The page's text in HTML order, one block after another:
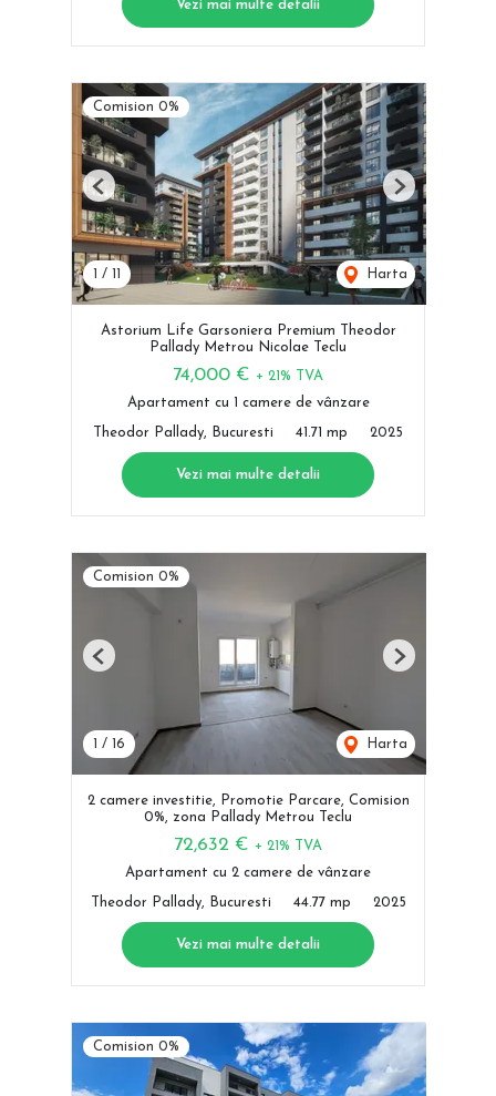
Vezi mai multe detalii
Comision 0%
/ Harta
Previous Next
Astorium Life Garsoniera Premium Theodor
Pallady Metrou Nicolae Teclu
74,000 € + 21% TVA
Apartament cu 1 camere de vânzare
Theodor Pallady, Bucuresti 41.71 mp 2025
Vezi mai multe detalii
Comision 0%
1 / 16 Harta
Previous Next
2 camere investitie, Promotie Parcare, Comision
0%, zona Pallady Metrou Teclu
72,632 € + 21% TVA
Apartament cu 2 camere de vânzare
Theodor Pallady, Bucuresti 44.77 mp 2025
Vezi mai multe detalii
Comision 0%